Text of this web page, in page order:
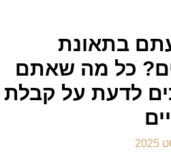
בתאונת
כל מה שאתם
לדעת על קבלת